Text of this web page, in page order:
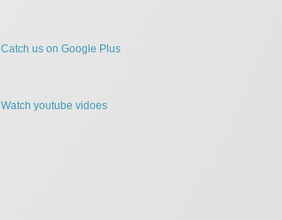
Catch us on Google Plus
Watch youtube vidoes